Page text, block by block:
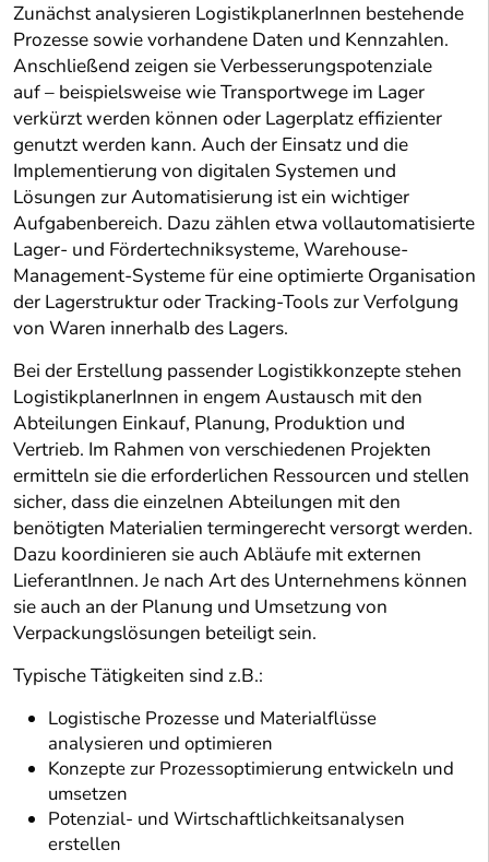
Zunächst analysieren LogistikplanerInnen bestehende
Prozesse sowie vorhandene Daten und Kennzahlen.
Anschließend zeigen sie Verbesserungspotenziale
auf – beispielsweise wie Transportwege im Lager
verkürzt werden können oder Lagerplatz effizienter
genutzt werden kann. Auch der Einsatz und die
Implementierung von digitalen Systemen und
Lösungen zur Automatisierung ist ein wichtiger
Aufgabenbereich. Dazu zählen etwa vollautomatisierte
Lager- und Fördertechniksysteme, Warehouse-
Management-Systeme für eine optimierte Organisation
der Lagerstruktur oder Tracking-Tools zur Verfolgung
von Waren innerhalb des Lagers.
Bei der Erstellung passender Logistikkonzepte stehen
LogistikplanerInnen in engem Austausch mit den
Abteilungen Einkauf, Planung, Produktion und
Vertrieb. Im Rahmen von verschiedenen Projekten
ermitteln sie die erforderlichen Ressourcen und stellen
sicher, dass die einzelnen Abteilungen mit den
benötigten Materialien termingerecht versorgt werden.
Dazu koordinieren sie auch Abläufe mit externen
LieferantInnen. Je nach Art des Unternehmens können
sie auch an der Planung und Umsetzung von
Verpackungslösungen beteiligt sein.
Typische Tätigkeiten sind z.B.:
Logistische Prozesse und Materialflüsse
analysieren und optimieren
Konzepte zur Prozessoptimierung entwickeln und
umsetzen
Potenzial- und Wirtschaftlichkeitsanalysen
erstellen